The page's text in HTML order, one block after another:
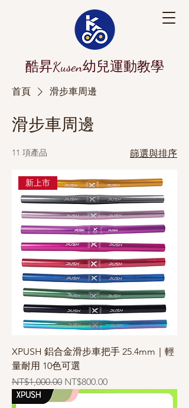
酷昇Kusen幼兒運動教學
首頁 滑步車周邊
滑步車周邊
11 項產品 篩選與排序
新上市
XPUSH 鋁合金滑步車把手 25.4mm｜輕
量耐用 10色可選
一般價格
NT$1,000.00 促銷價格
NT$800.00